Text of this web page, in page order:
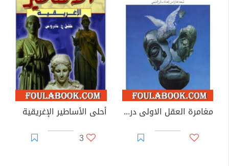
مغامرة العقل الاولى دراسة في الأسطورة، سوريا، أرض الرافدين - نسخة ممتازة إعداد سالم الدليمي
أحلى الأساطير الإغريقية
3